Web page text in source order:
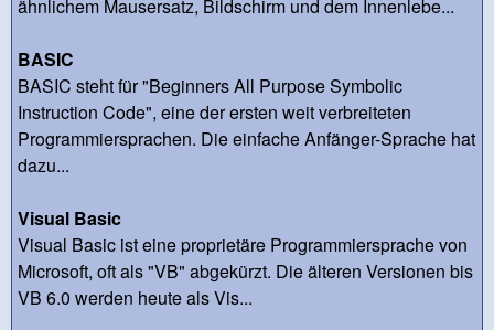
ähnlichem Mausersatz, Bildschirm und dem Innenlebe...
BASIC
BASIC steht für "Beginners All Purpose Symbolic
Instruction Code", eine der ersten weit verbreiteten
Programmiersprachen. Die einfache Anfänger-Sprache hat
dazu...
Visual Basic
Visual Basic ist eine proprietäre Programmiersprache von
Microsoft, oft als "VB" abgekürzt. Die älteren Versionen bis
VB 6.0 werden heute als Vis...